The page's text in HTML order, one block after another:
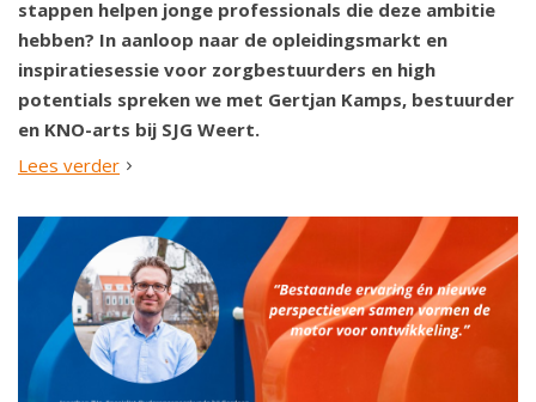
stappen helpen jonge professionals die deze ambitie
hebben? In aanloop naar de opleidingsmarkt en
inspiratiesessie voor zorgbestuurders en high
potentials spreken we met Gertjan Kamps, bestuurder
en KNO-arts bij SJG Weert.
Lees verder